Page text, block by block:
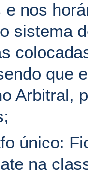
e nos
sistema
que
Arbitral,
único:
na